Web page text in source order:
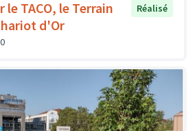
le TACO, le Terrain
d'Or
Réalisé
0